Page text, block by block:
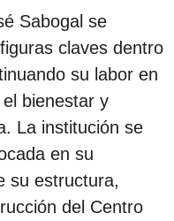
Sabogal se
claves dentro
su labor en
bienestar y
La institución se
en su
su estructura,
del Centro